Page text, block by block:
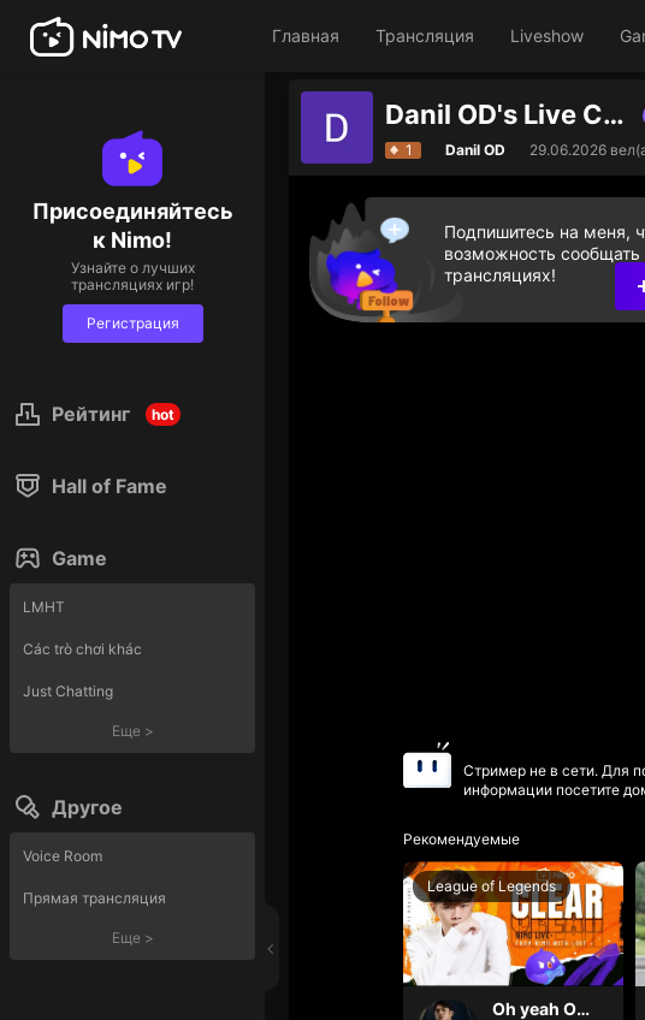
Главная Трансляция Liveshow
Присоединяйтесь
к Nimo!
Узнайте о лучших
трансляциях игр!
Регистрация
Рейтинг hot
Hall of Fame
Game
LMHT
Các trò chơi khác
Just Chatting
Еще>
Другое
Voice Room
Прямая трансляция
Еще>
Danil OD's Live Channel
Список часов на этот
1 Danil OD 29.06.2026
Стример не в сети. Для
информации посетите
Рекомендуемые
League of Legends
Oh yeah Oh yeah
Подпишитесь на меня,
возможность сообщать
трансляциях!